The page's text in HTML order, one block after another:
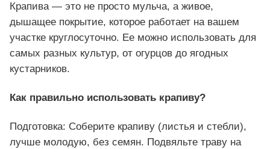
Крапива — это не просто мульча, а живое,
дышащее покрытие, которое работает на вашем
участке круглосуточно. Ее можно использовать для
самых разных культур, от огурцов до ягодных
кустарников.
Как правильно использовать крапиву?
Подготовка: Соберите крапиву (листья и стебли),
лучше молодую, без семян. Подвяльте траву на